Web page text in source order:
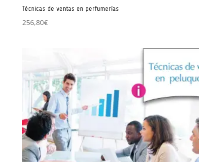
Técnicas de ventas en perfumerías
256,80€